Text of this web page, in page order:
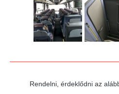
Rendelni, érdeklődni az